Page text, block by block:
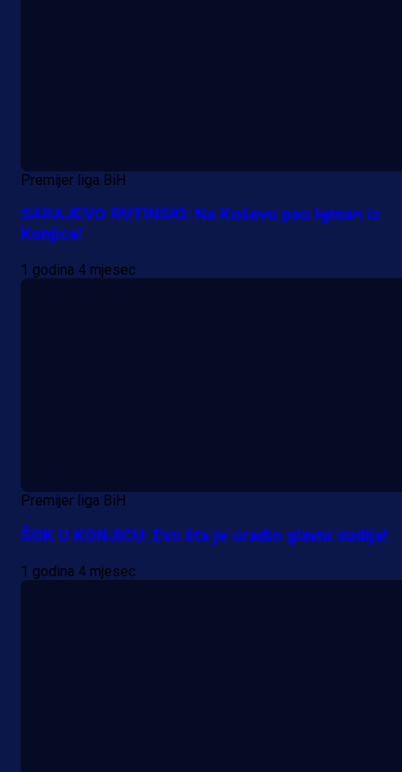
Premijer liga BiH
SARAJEVO RUTINSKI: Na Koševu pao Igman iz
Konjica!
1 godina 4 mjesec
Premijer liga BiH
ŠOK U KONJICU: Evo šta je uradio glavni sudija!
1 godina 4 mjesec